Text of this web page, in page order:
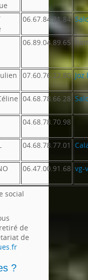
06.67.84.21.84
06.89.04.89.65
07.60.76.22.80
04.68.78.66.28
04.68.78.70.98
04.68.78.77.01
06.47.00.91.68 vg-
social
de
de
?